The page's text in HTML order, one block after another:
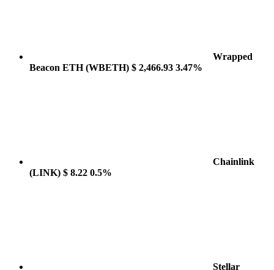
Wrapped
Beacon ETH(WBETH) $ 2,466.93 3.47%
Chainlink
(LINK) $ 8.22 0.5%
Stellar